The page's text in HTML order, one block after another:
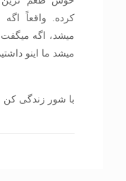
کرده. واقعاً
میشد، اگه میگفت
میشد ما اینو
با شور زندگی کن